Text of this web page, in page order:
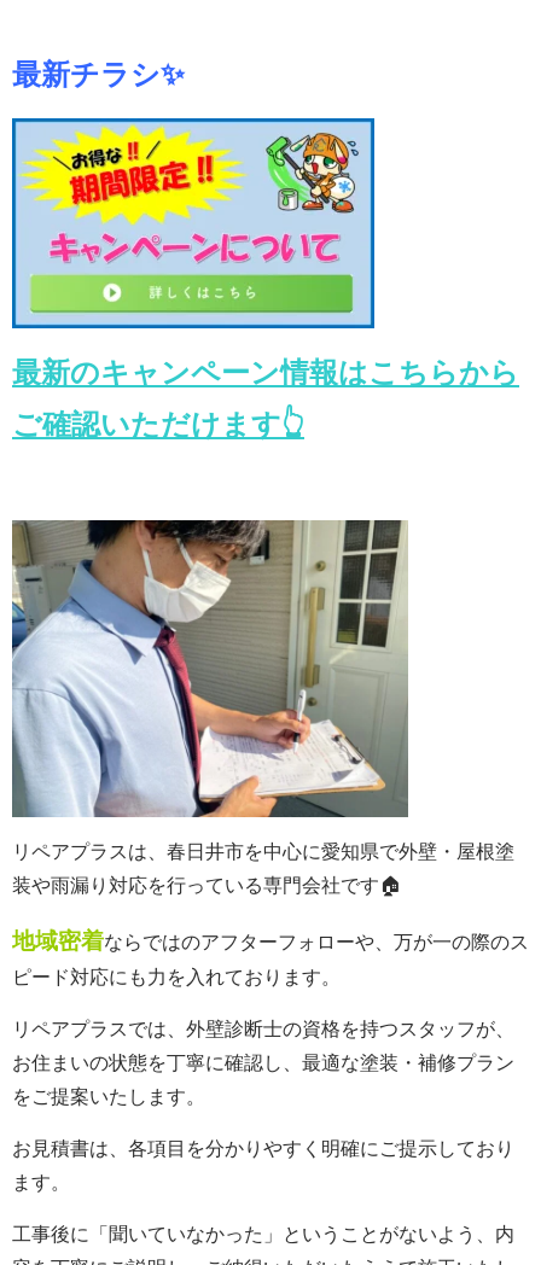
最新チラシ✨
最新のキャンペーン情報はこちらから
ご確認いただけます👆
リペアプラスは、春日井市を中心に愛知県で外壁・屋根塗
装や雨漏り対応を行っている専門会社です🏠
地域密着ならではのアフターフォローや、万が一の際のス
ピード対応にも力を入れております。
リペアプラスでは、外壁診断士の資格を持つスタッフが、
お住まいの状態を丁寧に確認し、最適な塗装・補修プラン
をご提案いたします。
お見積書は、各項目を分かりやすく明確にご提示しており
ます。
工事後に「聞いていなかった」ということがないよう、内